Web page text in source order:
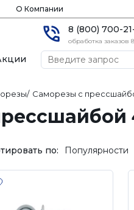
О Компании
8 (800) 700-
обработка заказов
/ Саморезы с
по: Популярности